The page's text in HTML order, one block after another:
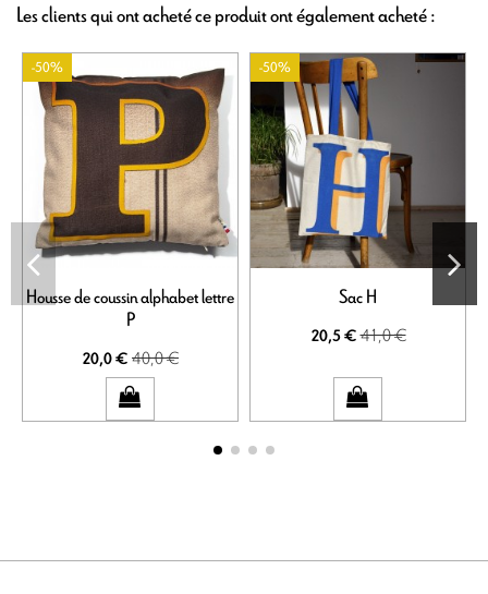
Les clients qui ont acheté ce produit ont également acheté :
-50%
Housse de coussin alphabet lettre
P
20,0 €40,0 €
-50%
Sac H
20,5 €41,0 €